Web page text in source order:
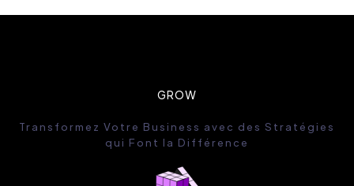
GROW
Transformez Votre Business avec des Stratégies
qui Font la Différence